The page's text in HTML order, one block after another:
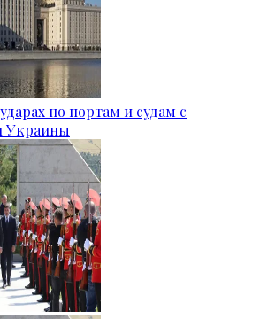
по портам и судам с
Украины